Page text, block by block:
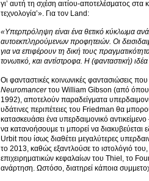
γι’ αυτή τη σχέση αιτίου-αποτελέσματος
τεχνολογία’». Για τον Land:
«Υπερπρόληψη είναι ένα θετικό κύκλωμα
αυτοεκπληρούμενων προφητειών. Οι
για να επιφέρουν τη δική τους
τονωτικό, και αντίστροφα. Η (φανταστική)
Οι φανταστικές κοινωνικές φαντασιώσεις
Neuromancerτου William Gibson (από όπου
1992), αποτελούν παραδείγματα
υδάτινες περιπέτειες του Friedman θα
κατασκευάσει ένα υπερδαιμονικό
να κατανοήσουμε τι μπορεί να
Urbit που ίσως διαθέτει μεγαλύτερες
το 2013, καθώς εξαντλούσε το ιστολόγιό
επιχειρηματικών κεφαλαίων του Thiel, το
ανάρτηση. Ωστόσο, διατηρεί κάποια